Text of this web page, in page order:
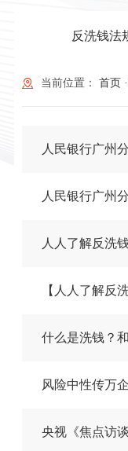
反洗钱法
当前位置： 首页·